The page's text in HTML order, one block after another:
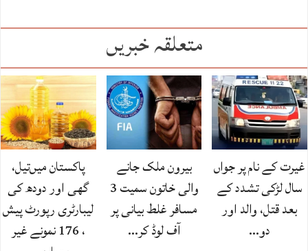
متعلقہ خبریں
غیرت کے نام پر جواں
سال لڑکی تشدد کے
بعد قتل، والد اور
دو…
بیرون ملک جانے
والی خاتون سمیت 3
مسافر غلط بیانی پر
آف لوڈ کر…
پاکستان میں‌تیل،
گھی اور دودھ کی
لیبارٹری رپورٹ پیش
، 176 نمونے غیر